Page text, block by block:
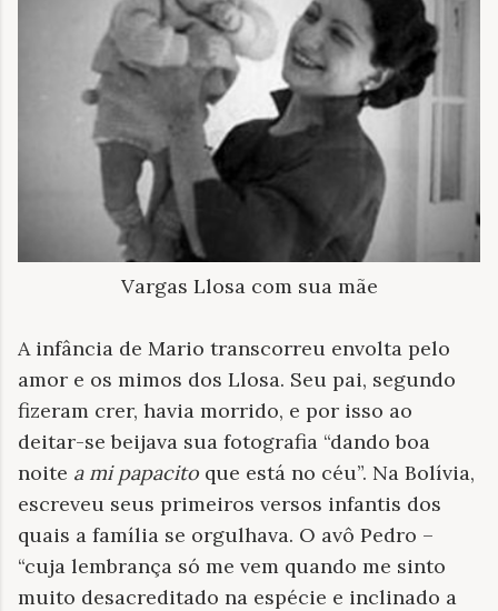
Vargas Llosa com sua mãe
A infância de Mario transcorreu envolta pelo
amor e os mimos dos Llosa. Seu pai, segundo
fizeram crer, havia morrido, e por isso ao
deitar-se beijava sua fotografia “dando boa
noite a mi papacito que está no céu”. Na Bolívia,
escreveu seus primeiros versos infantis dos
quais a família se orgulhava. O avô Pedro –
“cuja lembrança só me vem quando me sinto
muito desacreditado na espécie e inclinado a